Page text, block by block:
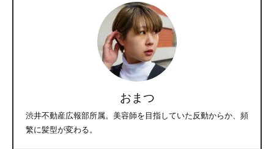
おまつ
渋井不動産広報部所属。美容師を目指していた反動からか、頻
繁に髪型が変わる。